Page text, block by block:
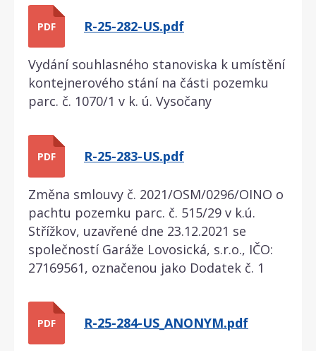
PDF R-25-282-US.pdf
Vydání souhlasného stanoviska k umístění
kontejnerového stání na části pozemku
parc. č. 1070/1 v k. ú. Vysočany
PDF R-25-283-US.pdf
Změna smlouvy č. 2021/OSM/0296/OINO o
pachtu pozemku parc. č. 515/29 v k.ú.
Střížkov, uzavřené dne 23.12.2021 se
společností Garáže Lovosická, s.r.o., IČO:
27169561, označenou jako Dodatek č. 1
PDF R-25-284-US_ANONYM.pdf